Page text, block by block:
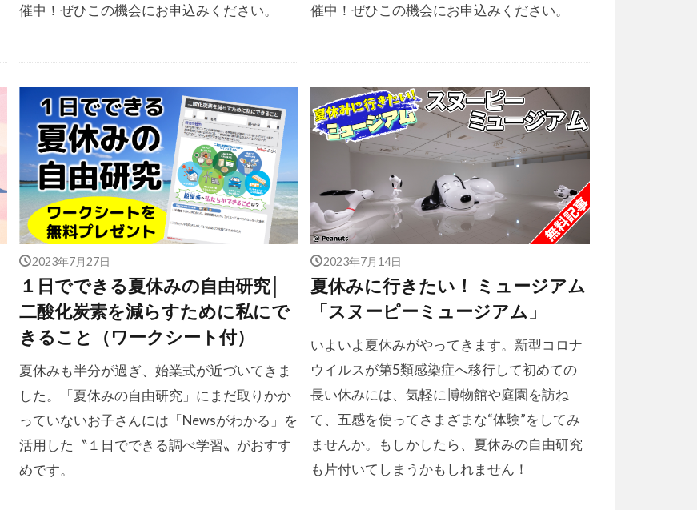
催中！ぜひこの機会にお申込みください。
催中！ぜひこの機会にお申込みください。
2023年7月27日
１日でできる夏休みの自由研究│
二酸化炭素を減らすために私にで
きること（ワークシート付）
夏休みも半分が過ぎ、始業式が近づいてきま
した。「夏休みの自由研究」にまだ取りかか
っていないお子さんには「Newsがわかる」を
活用した〝１日でできる調べ学習〟がおすす
めです。
2023年7月14日
夏休みに行きたい！ ミュージアム
「スヌーピーミュージアム」
いよいよ夏休みがやってきます。新型コロナ
ウイルスが第5類感染症へ移行して初めての
長い休みには、気軽に博物館や庭園を訪ね
て、五感を使ってさまざまな“体験”をしてみ
ませんか。もしかしたら、夏休みの自由研究
も片付いてしまうかもしれません！